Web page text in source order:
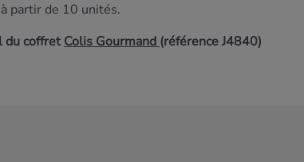
partir de 10 unités.
du coffretColisGourmand (référence J4840)